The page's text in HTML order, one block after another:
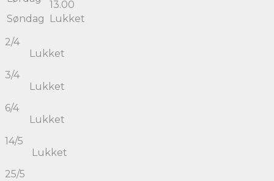
13.00
Søndag
Lukket
2/4
Lukket
3/4
Lukket
6/4
Lukket
14/5
Lukket
25/5